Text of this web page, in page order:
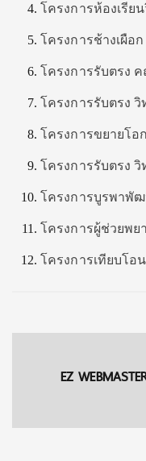
โครงการห้องเรีย
โครงการช้างเผือก
โครงการรับตรง
โครงการรับตรง
โครงการขยายโอ
โครงการรับตรง
โครงการบูรพาพั
โครงการผู้ช่วยพย
โครงการเทียบโอ
EZ